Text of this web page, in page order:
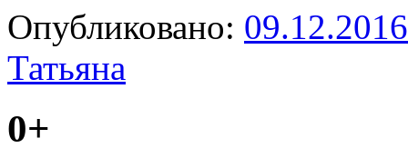
Опубликовано: 09.12.2016
Татьяна
0+